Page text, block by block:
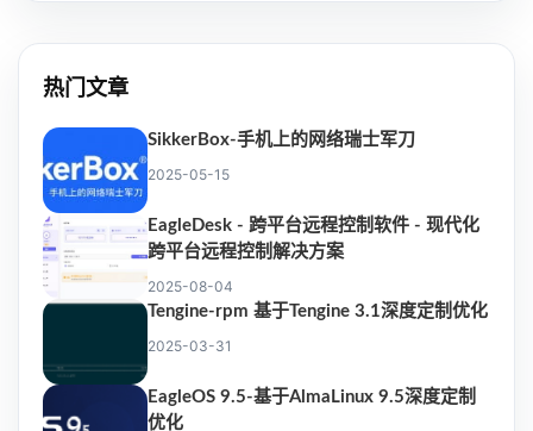
热门文章
SikkerBox-手机上的网络瑞士军刀
2025-05-15
EagleDesk - 跨平台远程控制软件 - 现代化
跨平台远程控制解决方案
2025-08-04
Tengine-rpm 基于Tengine 3.1深度定制优化
2025-03-31
EagleOS 9.5-基于AlmaLinux 9.5深度定制
优化